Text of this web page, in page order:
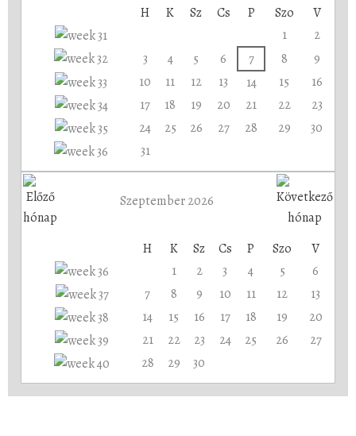
H K Sz Cs P Szo
V
1
2
3
4 5 6 7 8
9
10
11 12 13 14 15
16
17
18 19 20 21 22
23
24
25 26 27 28 29
30
31
Szeptember 2026
H K Sz Cs P Szo
V
1
2 3 4 5
6
7
8 9 10 11 12
13
14
15 16 17 18 19
20
21
22 23 24 25 26
27
28
29 30